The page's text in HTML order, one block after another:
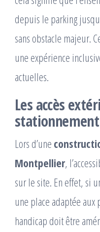
depuis le parking
sans obstacle majeur.
une expérience
actuelles.
Les accès
stationnement
Lors d’une
Montpellier,
sur le site. En effet, si
une place adaptée
handicap doit être